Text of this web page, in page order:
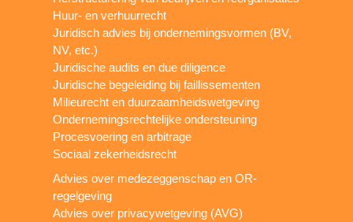
Huur- en verhuurrecht
Juridisch advies bij ondernemingsvormen (BV,
NV, etc.)
Juridische audits en due diligence
Juridische begeleiding bij faillissementen
Milieurecht en duurzaamheidswetgeving
Ondernemingsrechtelijke ondersteuning
Procesvoering en arbitrage
Sociaal zekerheidsrecht
Advies over medezeggenschap en OR-
regelgeving
Advies over privacywetgeving (AVG)